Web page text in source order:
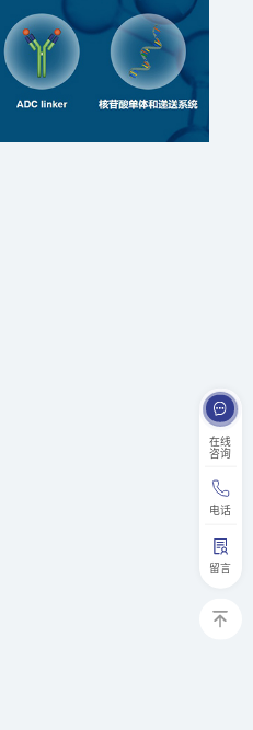
在线
咨询
电话
留言
实力、并进一步补充企业